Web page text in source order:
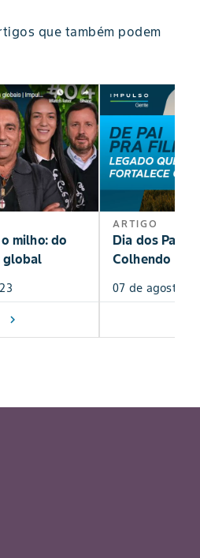
que também podem
milho: do
global
chevron_right
ARTIGO
Dia dos Pais:
Colhendo
07 de agosto